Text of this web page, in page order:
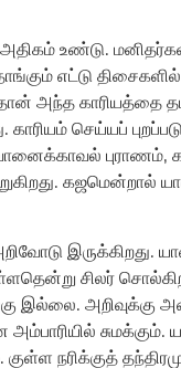
உண்டு.
எட்டு
அந்த காரியத்தை
செய்யப்
புராணம்,
கஜமென்றால்
இருக்கிறது.
சிலர்
இல்லை.
நரிக்குத்